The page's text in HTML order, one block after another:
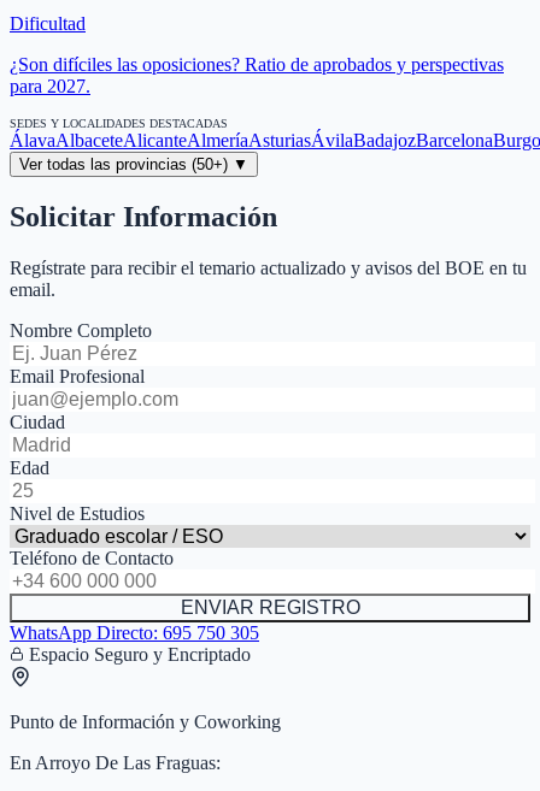
Dificultad
¿Son difíciles las oposiciones? Ratio de aprobados y perspectivas
para 2027.
SEDES Y LOCALIDADES DESTACADAS
ÁlavaAlbaceteAlicanteAlmeríaAsturiasÁvilaBadajozBarcelona
Ver todas las provincias (50+) ▼
Solicitar Información
Regístrate para recibir el temario actualizado y avisos del BOE en tu
email.
Nombre Completo
Email Profesional
Ciudad
Edad
Nivel de Estudios
Teléfono de Contacto
ENVIAR REGISTRO
WhatsApp Directo: 695 750 305
Espacio Seguro y Encriptado
Punto de Información y Coworking
En Arroyo De Las Fraguas: